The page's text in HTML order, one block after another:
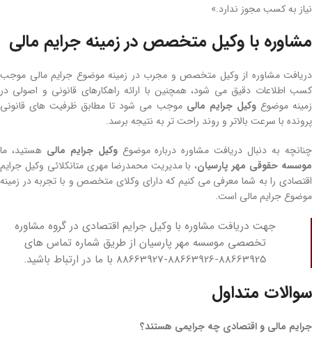
نیاز به کسب مجوز ندارد.»
مشاوره با وکیل متخصص در زمینه جرایم مالی
دریافت مشاوره از وکیل متخصص و مجرب در زمینه موضوع جرایم مالی موجب
کسب اطلاعات دقیق می‌ شود، همچنین با ارائه راهکارهای قانونی و اصولی در
زمینه موضوعوکیل جرایم مالی موجب می‌ شود تا مطابق ظرفیت های قانونی
پرونده با سرعت بالاتر و روند راحت تر به نتیجه برسد.
چنانچه به دنبال دریافت مشاوره درباره موضوعوکیل جرایم مالی هستید، ما
موسسه حقوقی مهر پارسیان، با مدیریت محمدرضا مهری متانکلائی وکیل جرایم
اقتصادی را به شما معرفی می کنیم که دارای وکلای متخصص و با تجربه در زمینه
موضوع جرایم مالی است.
جهت دریافت مشاوره با وکیل جرایم اقتصادی در گروه مشاوره
تخصصی موسسه مهر پارسیان از طریق شماره تماس های
88663925-88663926-88663927 با ما در ارتباط باشید.
سوالات متداول
جرایم مالی و اقتصادی چه جرایمی هستند؟